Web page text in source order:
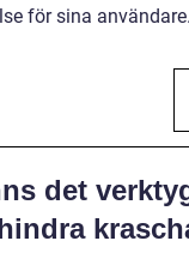
för sina användare.
det